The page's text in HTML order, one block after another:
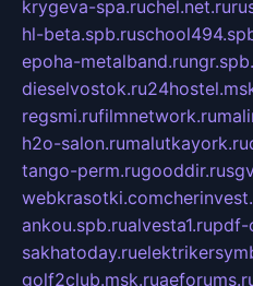
krygeva-spa.ruchel.net.ru
hl-beta.spb.ru
epoha-metalband.ru
dieselvostok.ru
regsmi.rufilmnetwork.ru
h2o-salon.rumalutkayork.ru
tango-perm.rugooddir.ru
webkrasotki.com
ankou.spb.rualvesta1.rupdf-
sakhatoday.ru
golf2club.msk.ru